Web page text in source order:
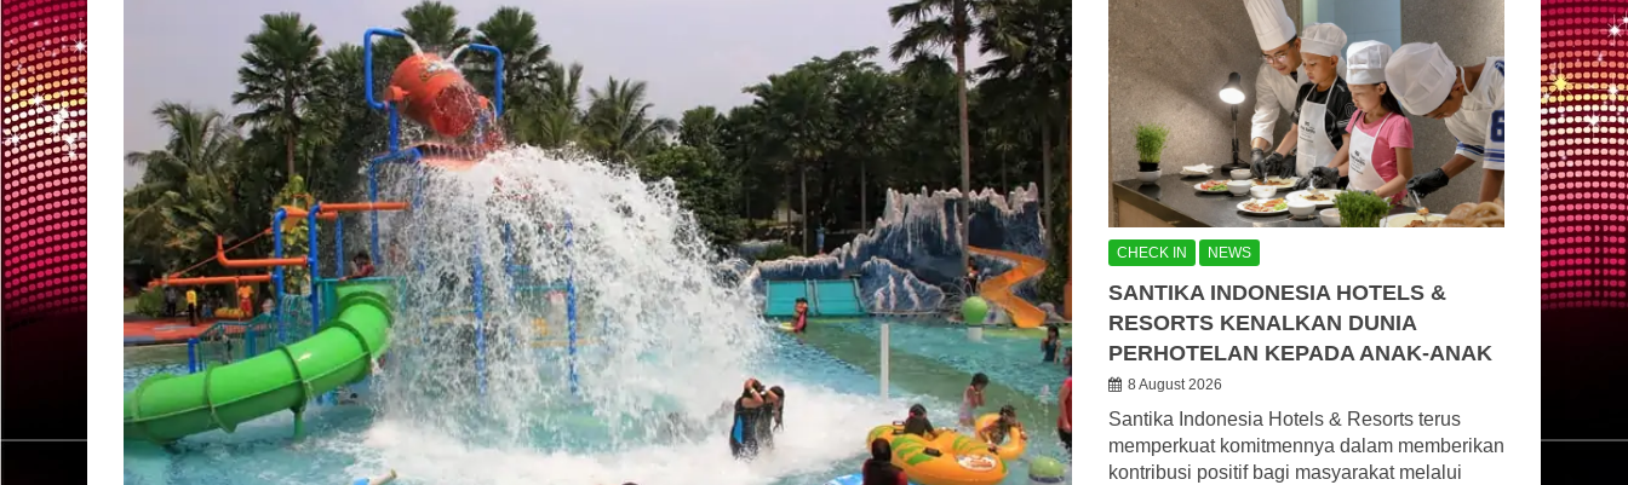
CHECK IN NEWS
SANTIKA INDONESIA HOTELS &
RESORTS KENALKAN DUNIA
PERHOTELAN KEPADA ANAK-ANAK
8 August 2026
Santika Indonesia Hotels & Resorts terus
memperkuat komitmennya dalam memberikan
kontribusi positif bagi masyarakat melalui